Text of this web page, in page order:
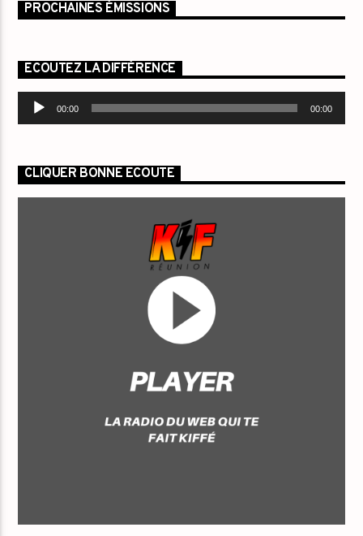
PROCHAINES ÉMISSIONS
ECOUTEZ LA DIFFÉRENCE
Lecteur
00:00 00:00
CLIQUER BONNE ECOUTE